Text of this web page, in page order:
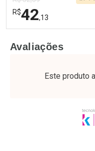
R$42,13
Laboratório
Por Menos
Avaliações
Este produto